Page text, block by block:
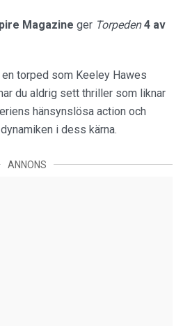
Magazine ger Torpeden 4 av
torped som Keeley Hawes
du aldrig sett thriller som liknar
hänsynslösa action och
i dess kärna.
ANNONS